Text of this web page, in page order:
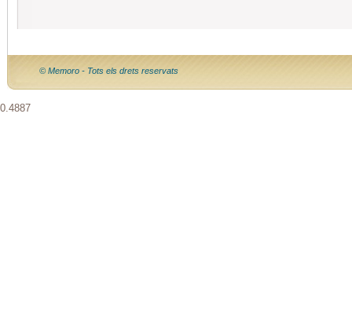
© Memoro - Tots els drets reservats
0.4887